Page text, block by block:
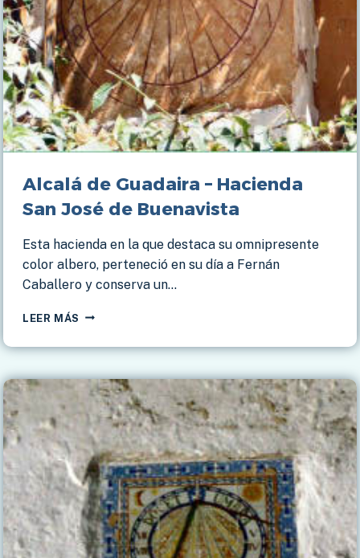
Alcalá de Guadaira – Hacienda
San José de Buenavista
Esta hacienda en la que destaca su omnipresente
color albero, perteneció en su día a Fernán
Caballero y conserva un…
LEER MÁS ALCALÁ
GUADAIRA
HACIENDA
SAN
JOSÉ
DE
BUENAVISTA